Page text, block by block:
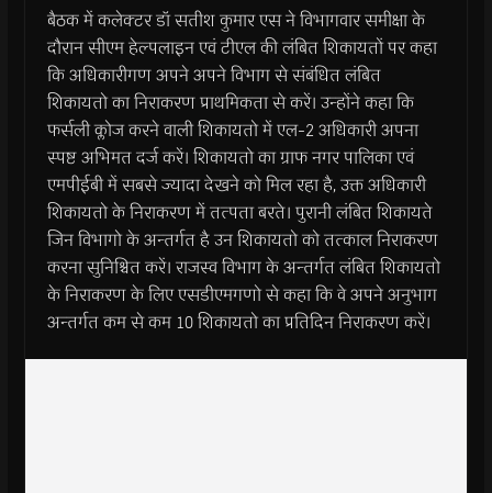
बैठक में कलेक्टर डॉ सतीश कुमार एस ने विभागवार समीक्षा के
दौरान सीएम हेल्पलाइन एवं टीएल की लंबित शिकायतों पर कहा
कि अधिकारीगण अपने अपने विभाग से संबंधित लंबित
शिकायतो का निराकरण प्राथमिकता से करें। उन्होंने कहा कि
फर्सली क्लोज करने वाली शिकायतो में एल-2 अधिकारी अपना
स्पष्ट अभिमत दर्ज करें। शिकायतो का ग्राफ नगर पालिका एवं
एमपीईबी में सबसे ज्यादा देखने को मिल रहा है, उक्त अधिकारी
शिकायतो के निराकरण में तत्पता बरते। पुरानी लंबित शिकायते
जिन विभागो के अन्तर्गत है उन शिकायतो को तत्काल निराकरण
करना सुनिश्चित करें। राजस्व विभाग के अन्तर्गत लंबित शिकायतो
के निराकरण के लिए एसडीएमगणो से कहा कि वे अपने अनुभाग
अन्तर्गत कम से कम 10 शिकायतो का प्रतिदिन निराकरण करें।